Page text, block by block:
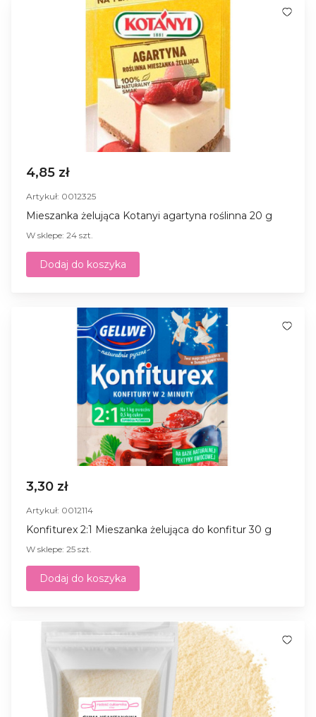
4,85 zł
Artykuł: 0012325
Mieszanka żelująca Kotanyi agartyna roślinna 20 g
W sklepe: 24 szt.
Dodaj do koszyka
3,30 zł
Artykuł: 0012114
Konfiturex 2:1 Mieszanka żelująca do konfitur 30 g
W sklepe: 25 szt.
Dodaj do koszyka